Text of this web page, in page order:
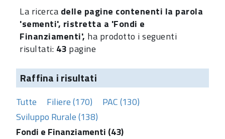
La ricerca delle pagine contenenti la parola
'sementi', ristretta a 'Fondi e
Finanziamenti', ha prodotto i seguenti
risultati: 43 pagine
Raffina i risultati
Tutte Filiere (170)
PAC (130)
Sviluppo Rurale (138)
Fondi e Finanziamenti (43)